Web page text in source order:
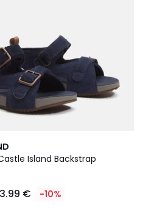
Island Backstrap
€ -10%